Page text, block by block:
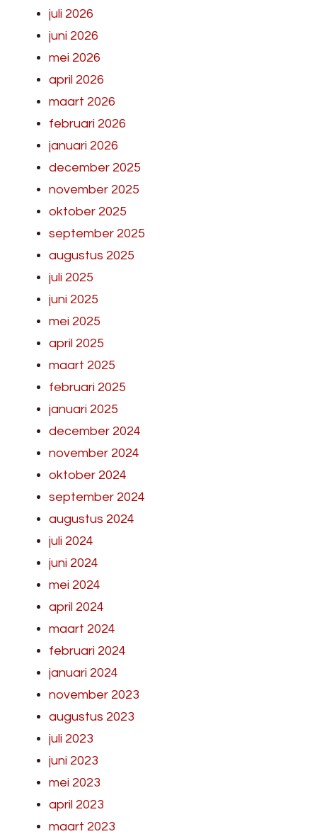
juli 2026
juni 2026
mei 2026
april 2026
maart 2026
februari 2026
januari 2026
december 2025
november 2025
oktober 2025
september 2025
augustus 2025
juli 2025
juni 2025
mei 2025
april 2025
maart 2025
februari 2025
januari 2025
december 2024
november 2024
oktober 2024
september 2024
augustus 2024
juli 2024
juni 2024
mei 2024
april 2024
maart 2024
februari 2024
januari 2024
november 2023
augustus 2023
juli 2023
juni 2023
mei 2023
april 2023
maart 2023